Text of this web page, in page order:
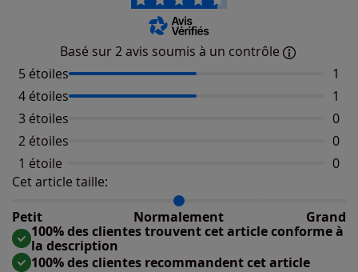
Basé sur 2 avis soumis à un contrôle
5 étoiles
1
4 étoiles
1
3 étoiles
0
2 étoiles
0
1 étoile
0
Cet article taille:
Petit
Normalement Grand
Répartition du taillant selon les avis clients
Taille normalement : 100%
Taille grand : 0%
100% des clientes trouvent cet article conforme à
la description
100% des clientes recommandent cet article